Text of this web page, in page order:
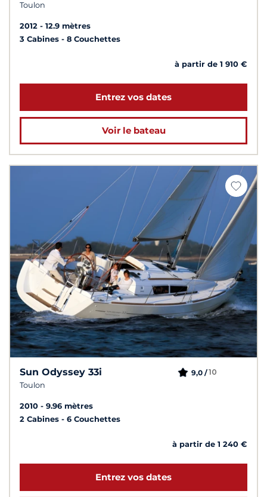
Toulon
2012
12.9 mètres
3 Cabines
8 Couchettes
à partir de 1 910 €
Entrez vos dates
Voir le bateau
Sun Odyssey 33i
Toulon
9,0 /10
2010
9.96 mètres
2 Cabines
6 Couchettes
à partir de 1 240 €
Entrez vos dates